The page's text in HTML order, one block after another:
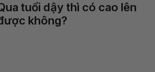
tuổi dậy thì có cao lên
không?